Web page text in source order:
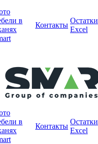
в
Контакты
Остатки
Excel
в
Контакты
Остатки
Excel